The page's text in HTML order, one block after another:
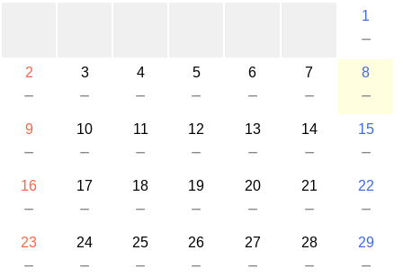
1
－
2
－
3
－
4
－
5
－
6
－
7
－
8
－
9
－
10
－
11
－
12
－
13
－
14
－
15
－
16
－
17
－
18
－
19
－
20
－
21
－
22
－
23
－
24
－
25
－
26
－
27
－
28
－
29
－